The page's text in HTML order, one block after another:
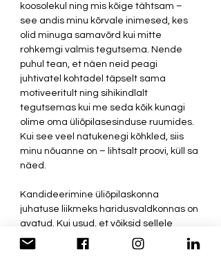
koosolekul ning mis kõige tähtsam –
see andis minu kõrvale inimesed, kes
olid minuga samavõrd kui mitte
rohkemgi valmis tegutsema. Nende
puhul tean, et näen neid peagi
juhtivatel kohtadel täpselt sama
motiveeritult ning sihikindlalt
tegutsemas kui me seda kõik kunagi
olime oma üliõpilasesinduse ruumides.
Kui see veel natukenegi kõhkled, siis
minu nõuanne on – lihtsalt proovi, küll sa
näed.
Kandideerimine üliõpilaskonna
juhatuse liikmeks haridusvaldkonnas on
avatud. Kui usud, et võiksid sellele
ametikohale sobida, siis saada enda
CV ja motivatsioonikiri hiljemalt